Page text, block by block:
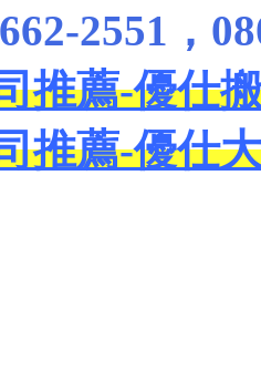
2551，
推薦-優仕
推薦-優仕